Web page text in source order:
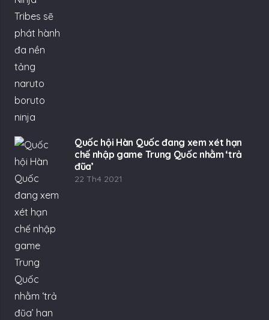
Quốc hội Hàn Quốc đang xem xét hạn
chế nhập game Trung Quốc nhằm ‘trả
đũa’
22 Th4 2021